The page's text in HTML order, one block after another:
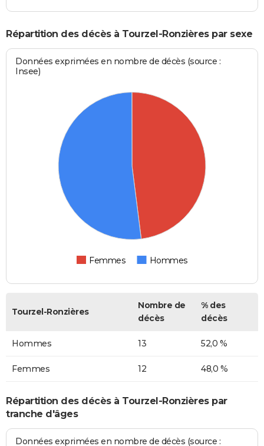
Répartition des décès à Tourzel-Ronzières par sexe
Données exprimées en nombre de décès (source :
Insee)
Femmes Hommes
Tourzel-Ronzières
Nombre de
décès
% des
décès
Hommes 13 52,0 %
Femmes 12 48,0 %
Répartition des décès à Tourzel-Ronzières par
tranche d'âges
Données exprimées en nombre de décès (source :